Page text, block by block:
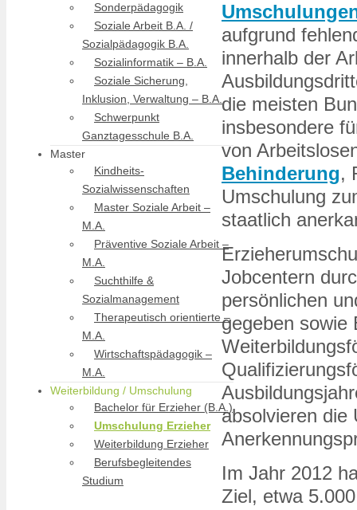
aufgrund
innerhalb der
die meisten
insbesondere
von
Behinderung,
Umschulung
staatlich
Jobcentern
persönlichen
gegeben sowie
absolvieren die
Im Jahr 2012
Ziel, etwa
Sonderpädagogik
Soziale Arbeit B.A. /
Sozialpädagogik B.A.
Sozialinformatik – B.A.
Soziale Sicherung,
Inklusion, Verwaltung – B.A.
Schwerpunkt
Ganztagesschule B.A.
Master
Kindheits-
Sozialwissenschaften
Master Soziale Arbeit –
M.A.
Präventive Soziale Arbeit –
M.A.
Suchthilfe &
Sozialmanagement
Therapeutisch orientierte –
M.A.
Wirtschaftspädagogik –
M.A.
Weiterbildung / Umschulung
Bachelor für Erzieher (B.A.)
Umschulung Erzieher
Weiterbildung Erzieher
Berufsbegleitendes
Studium